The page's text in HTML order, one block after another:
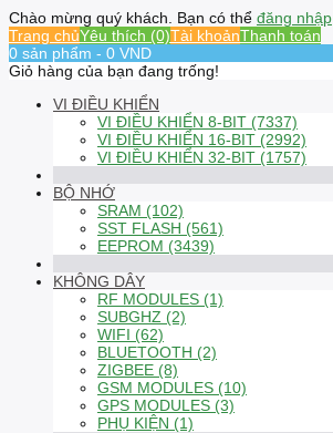
Chào mừng quý khách. Bạn có thể đăng nhập
Trang chủYêu thích (0)Tài khoảnThanh toán
0 sản phẩm - 0 VND
Giỏ hàng của bạn đang trống!
VI ĐIỀU KHIỂN
VI ĐIỀU KHIỂN 8-BIT (7337)
VI ĐIỀU KHIỂN 16-BIT (2992)
VI ĐIỀU KHIỂN 32-BIT (1757)
BỘ NHỚ
SRAM (102)
SST FLASH (561)
EEPROM (3439)
KHÔNG DÂY
RF MODULES (1)
SUBGHZ (2)
WIFI (62)
BLUETOOTH (2)
ZIGBEE (8)
GSM MODULES (10)
GPS MODULES (3)
PHỤ KIỆN (1)